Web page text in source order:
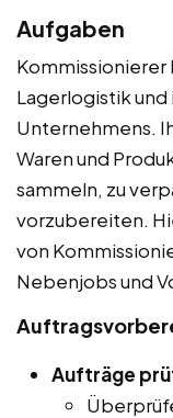
Aufgaben
Kommissionierer
Lagerlogistik
Unternehmens.
Waren und
sammeln, zu
vorzubereiten.
von
Nebenjobs und
Aufträge